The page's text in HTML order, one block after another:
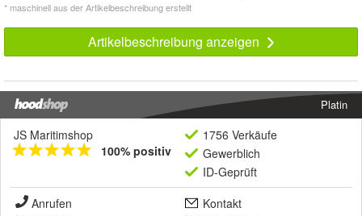
* maschinell aus der Artikelbeschreibung erstellt
Artikelbeschreibung anzeigen
Platin
JS Maritimshop
100% positiv
1756 Verkäufe
Gewerblich
ID-Geprüft
Anrufen
Kontakt